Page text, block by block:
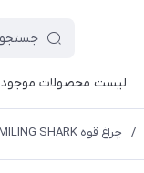
لیست محصولات موجود
/ چراغ قوه SMILING SHARK مدل SD-0705